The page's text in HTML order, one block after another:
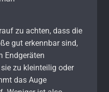
zu achten, dass die
gut erkennbar sind,
Endgeräten
zu kleinteilig oder
das Auge